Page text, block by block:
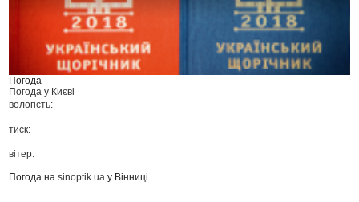
Погода
Погода у Києві
вологість:
тиск:
вітер:
Погода наsinoptik.ua у Вінниці